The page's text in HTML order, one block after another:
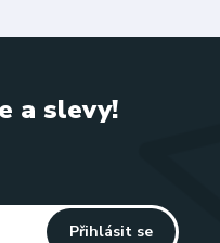
a slevy!
Přihlásit se